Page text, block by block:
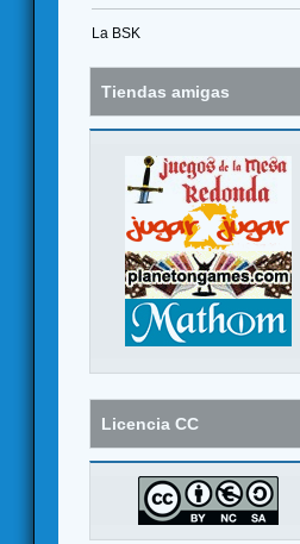
La BSK
Tiendas amigas
Licencia CC